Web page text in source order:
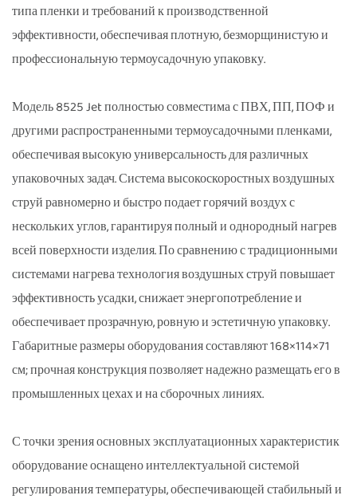
типа пленки и требований к производственной
эффективности, обеспечивая плотную, безморщинистую и
профессиональную термоусадочную упаковку.
Модель 8525 Jet полностью совместима с ПВХ, ПП, ПОФ и
другими распространенными термоусадочными пленками,
обеспечивая высокую универсальность для различных
упаковочных задач. Система высокоскоростных воздушных
струй равномерно и быстро подает горячий воздух с
нескольких углов, гарантируя полный и однородный нагрев
всей поверхности изделия. По сравнению с традиционными
системами нагрева технология воздушных струй повышает
эффективность усадки, снижает энергопотребление и
обеспечивает прозрачную, ровную и эстетичную упаковку.
Габаритные размеры оборудования составляют 168×114×71
см; прочная конструкция позволяет надежно размещать его в
промышленных цехах и на сборочных линиях.
С точки зрения основных эксплуатационных характеристик
оборудование оснащено интеллектуальной системой
регулирования температуры, обеспечивающей стабильный и